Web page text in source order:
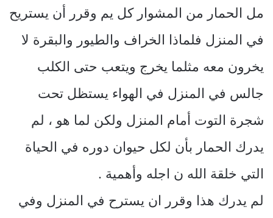
مل الحمار من المشوار كل يم وقرر أن يستريح
في المنزل فلماذا الخراف والطيور والبقرة لا
يخرون معه مثلما يخرج ويتعب حتى الكلب
جالس في المنزل في الهواء يستظل تحت
شجرة التوت أمام المنزل ولكن لما هو ، لم
يدرك الحمار بأن لكل حيوان دوره في الحياة
التي خلقة الله ن اجله وأهمية .
لم يدرك هذا وقرر ان يسترح في المنزل وفي